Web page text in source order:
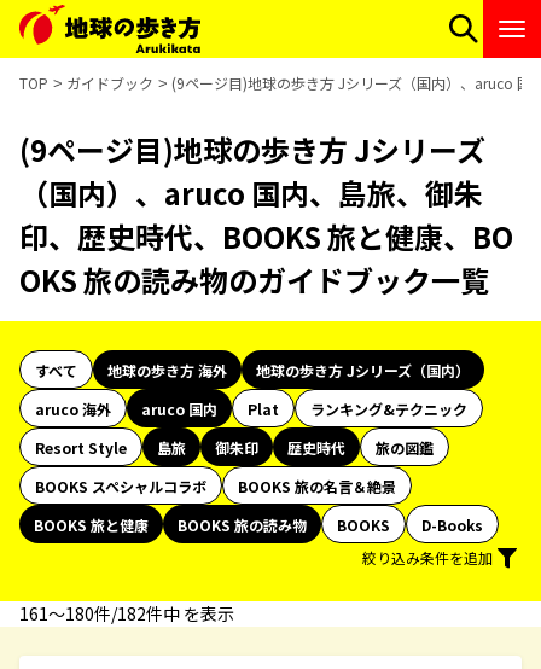
TOP ガイドブック (9ページ目)地球の歩き方 Jシリーズ（国内）、aruco 国
(9ページ目)地球の歩き方 Jシリーズ
（国内）、aruco 国内、島旅、御朱
印、歴史時代、BOOKS 旅と健康、BO
OKS 旅の読み物のガイドブック一覧
すべて 地球の歩き方 海外
地球の歩き方 Jシリーズ（国内）
aruco 海外
aruco 国内 Plat
ランキング&テクニック
Resort Style
島旅 御朱印 歴史時代
旅の図鑑
BOOKS スペシャルコラボ
BOOKS 旅の名言＆絶景
BOOKS 旅と健康
BOOKS 旅の読み物 BOOKS
D-Books
絞り込み条件を追加
161〜180件/182件中 を表示